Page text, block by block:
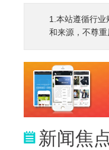
1.本站遵循行
和来源，不尊
新闻焦